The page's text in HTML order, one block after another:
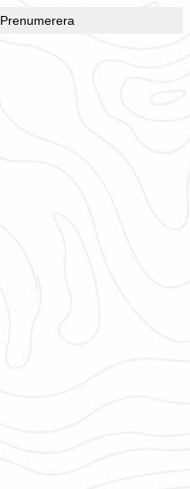
Prenumerera